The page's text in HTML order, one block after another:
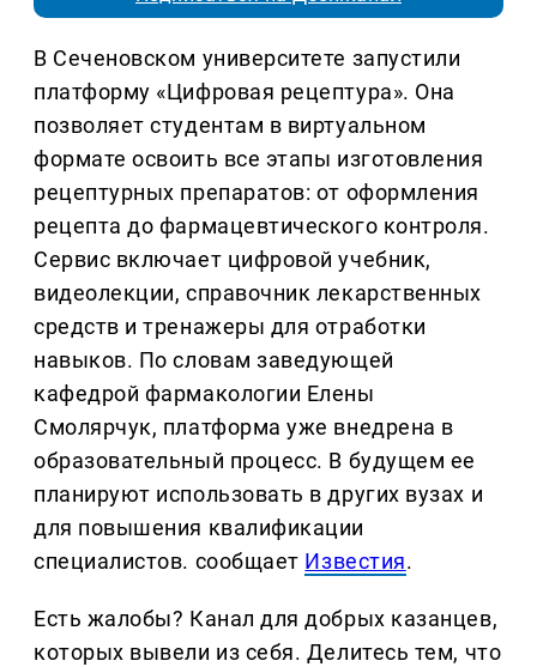
В Сеченовском университете запустили
платформу «Цифровая рецептура». Она
позволяет студентам в виртуальном
формате освоить все этапы изготовления
рецептурных препаратов: от оформления
рецепта до фармацевтического контроля.
Сервис включает цифровой учебник,
видеолекции, справочник лекарственных
средств и тренажеры для отработки
навыков. По словам заведующей
кафедрой фармакологии Елены
Смолярчук, платформа уже внедрена в
образовательный процесс. В будущем ее
планируют использовать в других вузах и
для повышения квалификации
специалистов. сообщает Известия.
Есть жалобы? Канал для добрых казанцев,
которых вывели из себя. Делитеcь тем, что